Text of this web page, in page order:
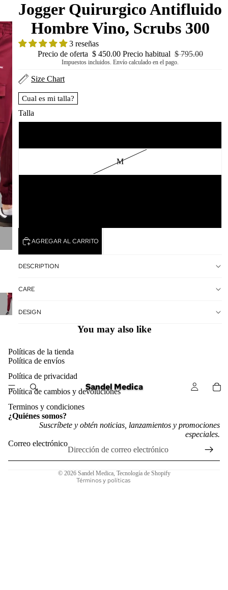
Sandel Medica
Jogger Quirurgico Antifluido
Hombre Vino, Scrubs 300
3 reseñas
Precio de oferta $ 450.00 Precio habitual $ 795.00
Impuestos incluidos. Envío calculado en el pago.
Size Chart
Cual es mi talla?
Talla
M
AGREGAR AL CARRITO
DESCRIPTION
CARE
DESIGN
You may also like
Políticas de la tienda
Política de envíos
Política de privacidad
Política de cambios y devoluciones
Terminos y condiciones
¿Quiénes somos?
Suscríbete y obtén noticias, lanzamientos y promociones
especiales.
Correo electrónico
© 2026 Sandel Medica, Tecnología de Shopify
Términos y políticas
Política de reembolso
Política de privacidad
Política de envío
Información de contacto